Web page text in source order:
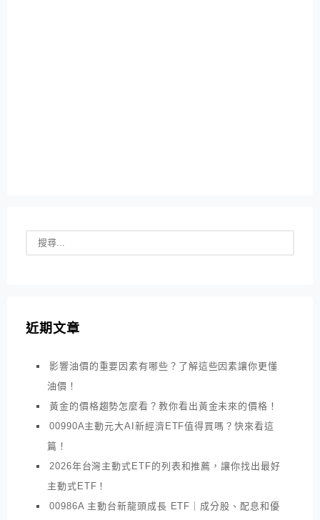
近期文章
影響油價的重要因素有哪些？了解這些因素讓你更懂
油價！
黃金的價格趨勢怎麼看？教你看出黃金未來的價格！
00990A主動元大AI新經濟ETF值得買嗎？快來看這
篇！
2026年台灣主動式ETF的列表和推薦，讓你找出最好
主動式ETF！
00986A 主動台新龍頭成長 ETF｜成分股、配息和優